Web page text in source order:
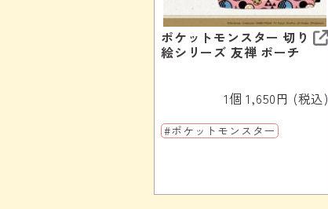
ポケットモンスター 切り
絵シリーズ 友禅 ポーチ
1個 1,650円 (税込)
#ポケットモンスター